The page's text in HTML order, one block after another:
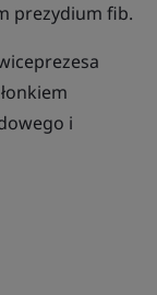
prezydium fib.
i